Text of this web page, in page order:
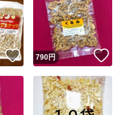
安心発送
いいね！
790円